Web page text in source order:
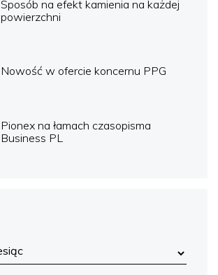
Sposób na efekt kamienia na każdej
powierzchni
Nowość w ofercie koncernu PPG
Pionex na łamach czasopisma
Business PL